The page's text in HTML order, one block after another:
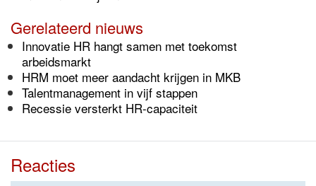
Gerelateerd nieuws
Innovatie HR hangt samen met toekomst
arbeidsmarkt
HRM moet meer aandacht krijgen in MKB
Talentmanagement in vijf stappen
Recessie versterkt HR-capaciteit
Reacties